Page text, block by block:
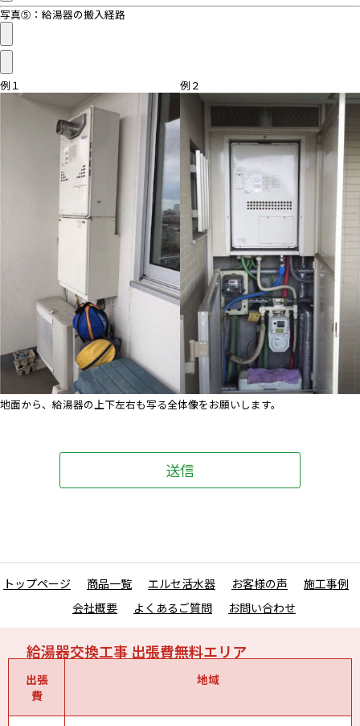
写真⑤：給湯器の搬入経路
例１ 例２
地面から、給湯器の上下左右も写る全体像をお願いします。
トップページ 商品一覧 エルセ活水器 お客様の声
施工事例
会社概要
よくあるご質問 お問い合わせ
給湯器交換工事 出張費無料エリア
出張
費
地域